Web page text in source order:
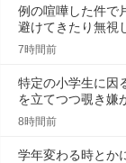
例の喧嘩した件で
避けてきたり無視
7時間前
特定の小学生に因
を立てつつ覗き嫌
8時間前
学年変わる時とか